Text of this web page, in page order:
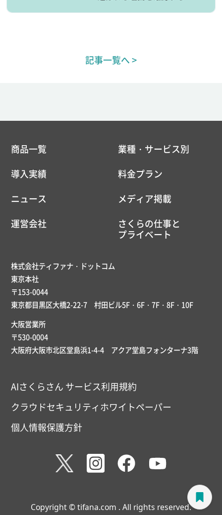
記事一覧へ >
商品一覧
業種・サービス別
導入実績
料金プラン
ニュース
メディア掲載
運営会社
さくらの仕事と
プライベート
株式会社ティファナ・ドットコム
東京本社
〒153-0044
東京都目黒区大橋2-22-7 村田ビル5F・6F・7F・8F・10F
大阪営業所
〒530-0004
大阪府大阪市北区堂島浜1-4-4 アクア堂島フォンターナ3階
AIさくらさん サービス利用規約
クラウドセキュリティホワイトペーパー
個人情報保護方針
Copyright © tifana.com . All rights reserved.